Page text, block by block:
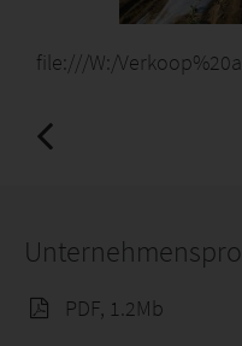
file:///W:/
PDF, 1.2Mb